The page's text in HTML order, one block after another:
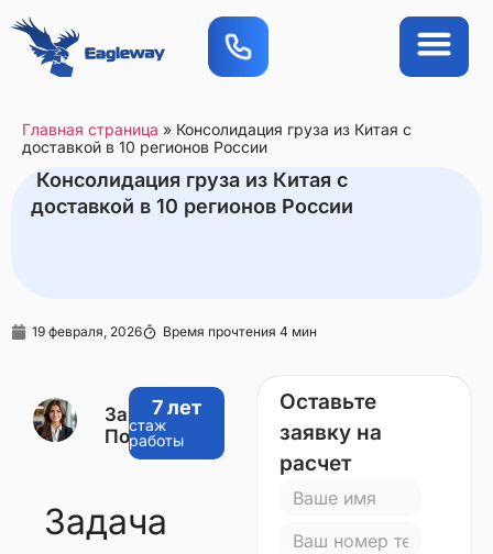
Главная страница » Консолидация груза из Китая с
доставкой в 10 регионов России
Консолидация груза из Китая с
доставкой в 10 регионов России
19 февраля, 2026 Время прочтения 4 мин
Захарова
Полина
7 лет
стаж
работы
Задача
Оставьте
заявку на
расчет